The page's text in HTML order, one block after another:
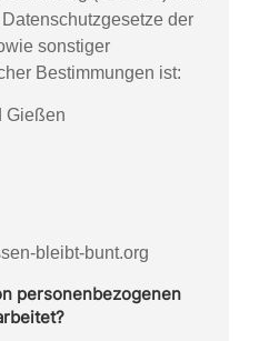
der
sonstiger
Bestimmungen ist:
Gießen
bleibt-bunt.org
personenbezogenen